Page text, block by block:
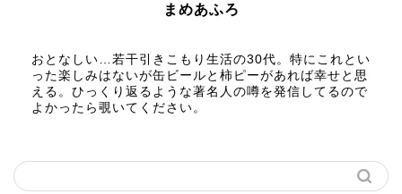
まめあふろ
おとなしい…若干引きこもり生活の30代。特にこれとい
った楽しみはないが缶ビールと柿ピーがあれば幸せと思
える。ひっくり返るような著名人の噂を発信してるので
よかったら覗いてください。